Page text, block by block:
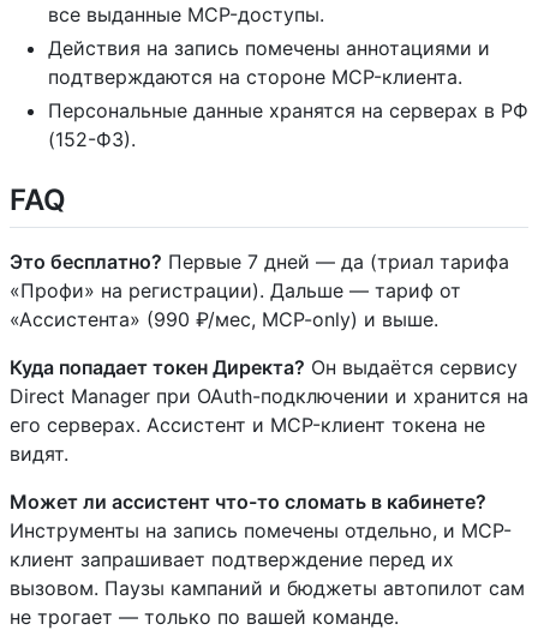
все выданные MCP-доступы.
Действия на запись помечены аннотациями и
подтверждаются на стороне MCP-клиента.
Персональные данные хранятся на серверах в РФ
(152-ФЗ).
FAQ
Это бесплатно? Первые 7 дней — да (триал тарифа
«Профи» на регистрации). Дальше — тариф от
«Ассистента» (990 ₽/мес, MCP-only) и выше.
Куда попадает токен Директа? Он выдаётся сервису
Direct Manager при OAuth-подключении и хранится на
его серверах. Ассистент и MCP-клиент токена не
видят.
Может ли ассистент что-то сломать в кабинете?
Инструменты на запись помечены отдельно, и MCP-
клиент запрашивает подтверждение перед их
вызовом. Паузы кампаний и бюджеты автопилот сам
не трогает — только по вашей команде.